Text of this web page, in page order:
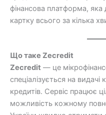
фінансова платформа,
картку всього за кілька
Що таке Zecredit
Zecredit — це
спеціалізується на
кредитів. Сервіс працює
можливість кожному